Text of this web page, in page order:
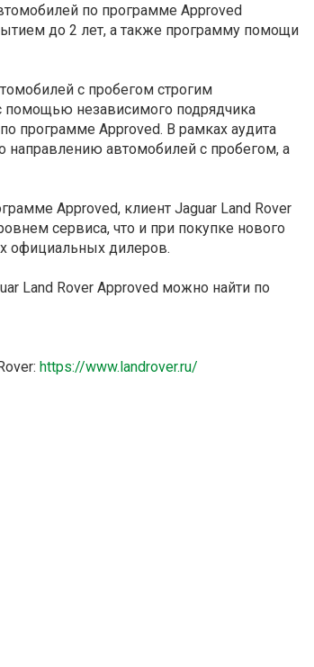
по программе Approved
до 2 лет, а также программу помощи
с пробегом строгим
помощью независимого подрядчика
программе Approved. В рамках аудита
направлению автомобилей с пробегом, а
Approved, клиент Jaguar Land Rover
сервиса, что и при покупке нового
официальных дилеров.
Land Rover Approved можно найти по
https://www.landrover.ru/